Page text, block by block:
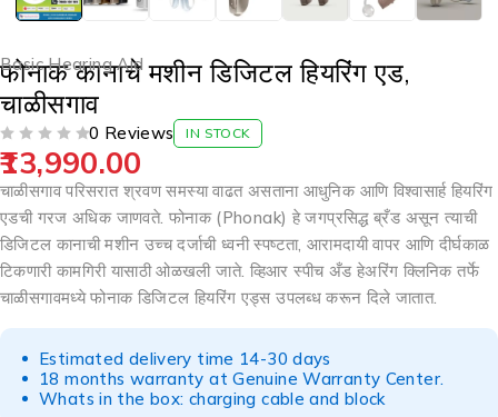
Basic Hearing Aid
फोनाक कानाचे मशीन डिजिटल हियरिंग एड,
चाळीसगाव
0 Reviews IN STOCK
13,990.00
चाळीसगाव परिसरात श्रवण समस्या वाढत असताना आधुनिक आणि विश्वासार्ह हियरिंग
एडची गरज अधिक जाणवते. फोनाक (Phonak) हे जगप्रसिद्ध ब्रँड असून त्याची
डिजिटल कानाची मशीन उच्च दर्जाची ध्वनी स्पष्टता, आरामदायी वापर आणि दीर्घकाळ
टिकणारी कामगिरी यासाठी ओळखली जाते. व्हिआर स्पीच अँड हेअरिंग क्लिनिक तर्फे
चाळीसगावमध्ये फोनाक डिजिटल हियरिंग एड्स उपलब्ध करून दिले जातात.
Estimated delivery time 14-30 days
18 months warranty at Genuine Warranty Center.
Whats in the box: charging cable and block